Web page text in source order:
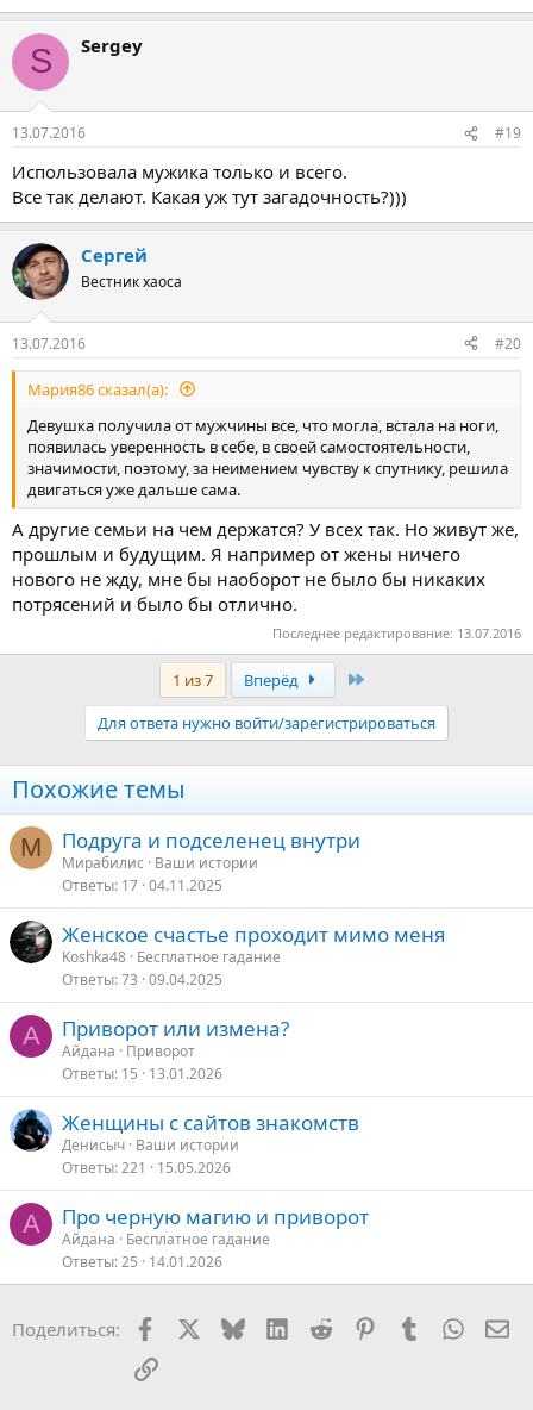
S Sergey
13.07.2016 #19
Использовала мужика только и всего.
Все так делают. Какая уж тут загадочность?)))
Сергей
Вестник хаоса
13.07.2016 #20
Мария86 сказал(а):
Девушка получила от мужчины все, что могла, встала на ноги,
появилась уверенность в себе, в своей самостоятельности,
значимости, поэтому, за неимением чувству к спутнику, решила
двигаться уже дальше сама.
А другие семьи на чем держатся? У всех так. Но живут же,
прошлым и будущим. Я например от жены ничего
нового не жду, мне бы наоборот не было бы никаких
потрясений и было бы отлично.
Последнее редактирование: 13.07.2016
1 из 7 Вперёд
Для ответа нужно войти/зарегистрироваться
Похожие темы
М Подруга и подселенец внутри
Мирабилис
Ваши истории
Ответы 17 04.11.2025
Женское счастье проходит мимо меня
Koshka48 Бесплатное гадание
Ответы 73 09.04.2025
А Приворот или измена?
Айдана
Приворот
Ответы 15 13.01.2026
Женщины с сайтов знакомств
Денисыч Ваши истории
Ответы 221 15.05.2026
А Про черную магию и приворот
Айдана
Бесплатное гадание
Ответы 25 14.01.2026
Поделиться: Facebook BlueskyLinkedIn
Reddit PinterestTumblr
Ссылка